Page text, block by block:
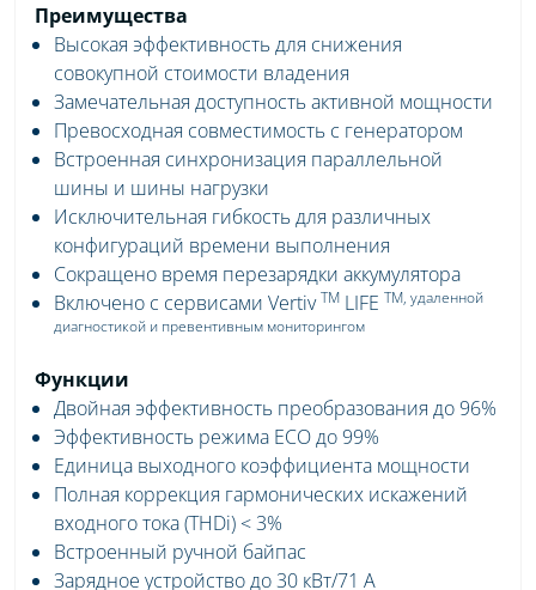
Преимущества
Высокая эффективность для снижения
совокупной стоимости владения
Замечательная доступность активной мощности
Превосходная совместимость с генератором
Встроенная синхронизация параллельной
шины и шины нагрузки
Исключительная гибкость для различных
конфигураций времени выполнения
Сокращено время перезарядки аккумулятора
Включено с сервисами VertivTM LIFE TM, удаленной
диагностикой и превентивным мониторингом
Функции
Двойная эффективность преобразования до 96%
Эффективность режима ECO до 99%
Единица выходного коэффициента мощности
Полная коррекция гармонических искажений
входного тока (THDi) < 3%
Встроенный ручной байпас
Зарядное устройство до 30 кВт/71 А